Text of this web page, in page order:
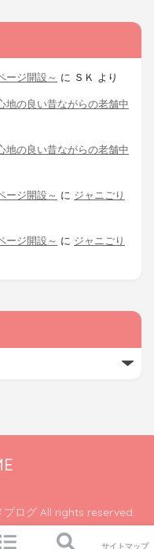
ージ開設～ に ＳＫ より
地の良い昔ながらの老舗中
地の良い昔ながらの老舗中
ージ開設～ に ジャニごり
ージ開設～ に ジャニごり
ログ All rights reserved.
サイトマップ